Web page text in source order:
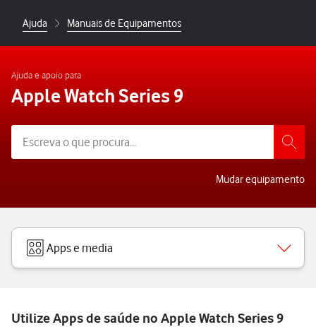
Ajuda Manuais de Equipamentos
Ajuda e apoio para
Apple Watch Series 9
Mudar equipamento
Apps e media
Utilize Apps de saúde no Apple Watch Series 9